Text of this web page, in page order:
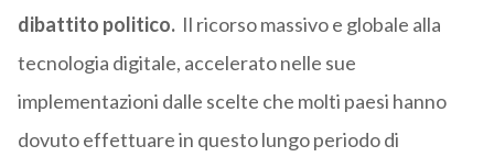
dibattito politico.Il ricorso massivo e globale alla
tecnologia digitale, accelerato nelle sue
implementazioni dalle scelte che molti paesi hanno
dovuto effettuare in questo lungo periodo di